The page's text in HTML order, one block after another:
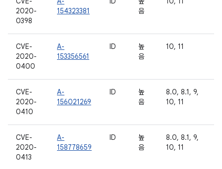
2020-
0398
154323381
음
CVE-
2020-
0400
A-
153356561
ID
높
음
10, 11
CVE-
2020-
0410
A-
156021269
ID
높
음
8.0, 8.1, 9,
10, 11
CVE-
2020-
0413
A-
158778659
ID
높
음
8.0, 8.1, 9,
10, 11